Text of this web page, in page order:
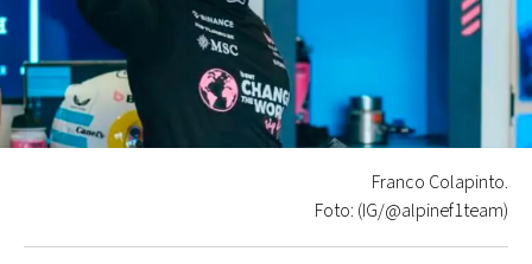
Franco Colapinto.
Foto: (IG/@alpinef1team)